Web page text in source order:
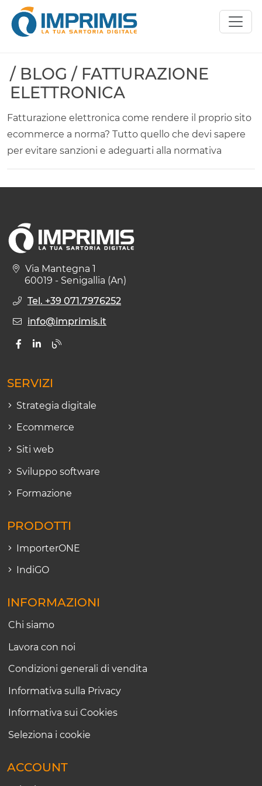
/ BLOG / FATTURAZIONE
ELETTRONICA
Fatturazione elettronica come rendere il proprio sito
ecommerce a norma? Tutto quello che devi sapere
per evitare sanzioni e adeguarti alla normativa
Via Mantegna 1
60019 - Senigallia (An)
Tel. +39 071.7976252
info@imprimis.it
SERVIZI
Strategia digitale
Ecommerce
Siti web
Sviluppo software
Formazione
PRODOTTI
ImporterONE
IndiGO
INFORMAZIONI
Chi siamo
Lavora con noi
Condizioni generali di vendita
Informativa sulla Privacy
Informativa sui Cookies
Seleziona i cookie
ACCOUNT